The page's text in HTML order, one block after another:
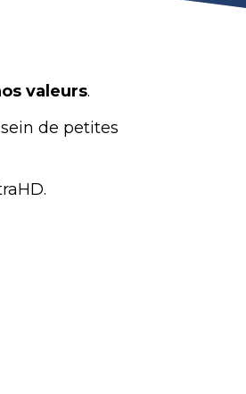
valeurs.
de petites